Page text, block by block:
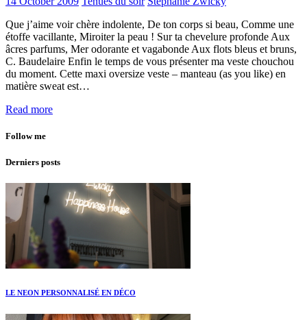
Que j’aime voir chère indolente, De ton corps si beau, Comme une
étoffe vacillante, Miroiter la peau ! Sur ta chevelure profonde Aux
âcres parfums, Mer odorante et vagabonde Aux flots bleus et bruns,
C. Baudelaire Enfin le temps de vous présenter ma veste chouchou
du moment. Cette maxi oversize veste – manteau (as you like) en
matière sweat est…
Read more
Follow me
Derniers posts
LE NEON PERSONNALISÉ EN DÉCO